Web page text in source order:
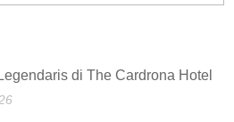
di The Cardrona Hotel